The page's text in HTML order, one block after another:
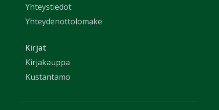
Yhteystiedot
Yhteydenottolomake
Kirjat
Kirjakauppa
Kustantamo